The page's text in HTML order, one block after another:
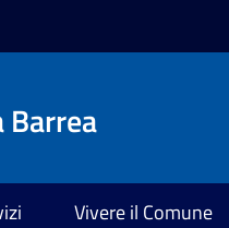
Barrea
Vivere il Comune